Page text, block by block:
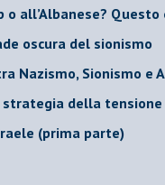
o all’Albanese?
oscura del sionismo
Nazismo, Sionismo e
della tensione
(prima parte)